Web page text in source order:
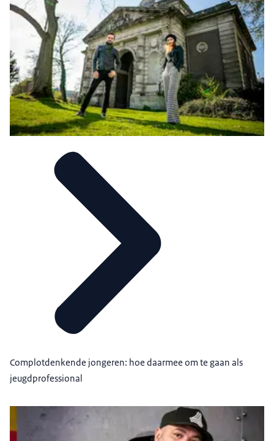
Complotdenkende jongeren: hoe daarmee om te gaan als
jeugdprofessional